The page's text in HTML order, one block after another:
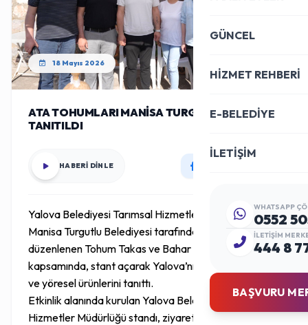
GÜNCEL
HİZMET REHBERİ
E-BELEDİYE
İLETİŞİM
WHATSAPP
0552
İLETIŞIM
444 8
BAŞVURU
18 Mayıs 2026
ATA TOHUMLARI MANİSA TURGUTLU’DA
TANITILDI
HABERİ DİNLE
Yalova Belediyesi Tarımsal Hizmetler Müdürlüğü ekibi,
Manisa Turgutlu Belediyesi tarafından bu yıl 8’incisi
düzenlenen Tohum Takas ve Bahar Şenlikleri
kapsamında, stant açarak Yalova’nın ata tohumlarını
ve yöresel ürünlerini tanıttı.
Etkinlik alanında kurulan Yalova Belediyesi Tarımsal
Hizmetler Müdürlüğü standı, ziyaretçilerden yoğun ilgi